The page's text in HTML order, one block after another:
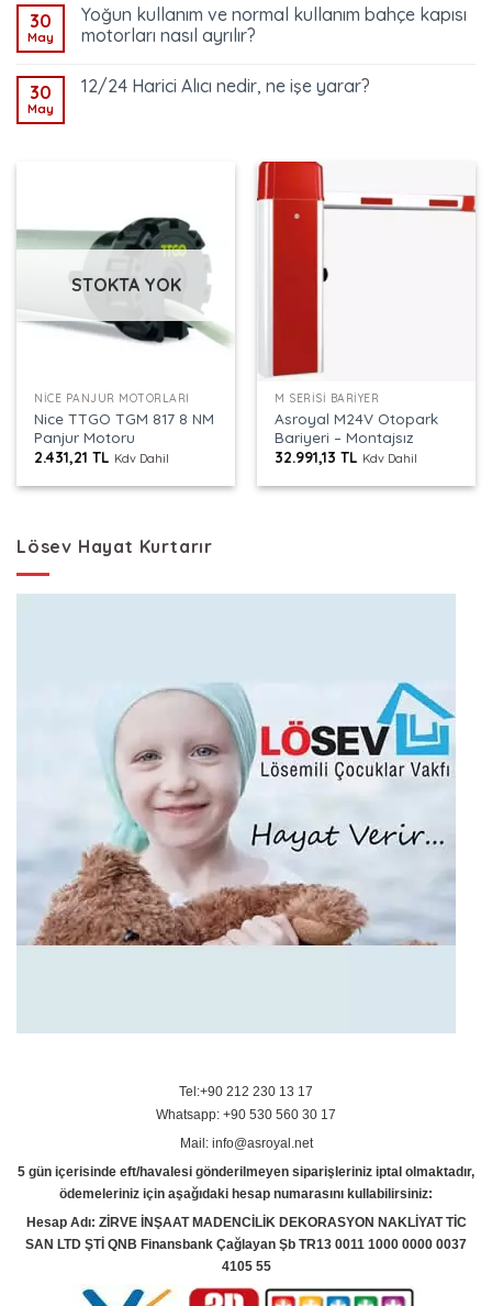
30
May
Yoğun kullanım ve normal kullanım bahçe kapısı
motorları nasıl ayrılır?
30
May
12/24 Harici Alıcı nedir, ne işe yarar?
STOKTA YOK
NICE PANJUR MOTORLARI
Nice TTGO TGM 817 8 NM
Panjur Motoru
2.431,21TL Kdv Dahil
M SERISI BARIYER
Asroyal M24V Otopark
Bariyeri – Montajsız
32.991,13TL Kdv Dahil
Lösev Hayat Kurtarır
Tel:+90 212 230 13 17
Whatsapp: +90 530 560 30 17
Mail: info@asroyal.net
5 gün içerisinde eft/havalesi gönderilmeyen siparişleriniz iptal olmaktadır,
ödemeleriniz için aşağıdaki hesap numarasını kullabilirsiniz:
Hesap Adı: ZİRVE İNŞAAT MADENCİLİK DEKORASYON NAKLİYAT TİC
SAN LTD ŞTİ QNB Finansbank Çağlayan Şb TR13 0011 1000 0000 0037
4105 55